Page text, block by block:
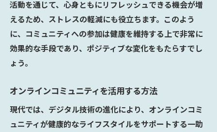
活動を通じて、心身ともにリフレッシュできる機会が増
えるため、ストレスの軽減にも役立ちます。このよう
に、コミュニティへの参加は健康を維持する上で非常に
効果的な手段であり、ポジティブな変化をもたらすでし
ょう。
オンラインコミュニティを活用する方法
現代では、デジタル技術の進化により、オンラインコミ
ュニティが健康的なライフスタイルをサポートする一助